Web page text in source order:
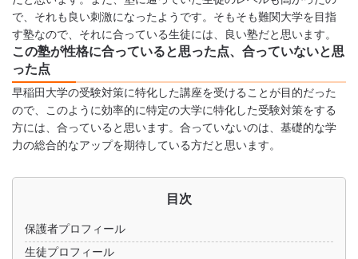
で、それも良い刺激になったようです。そもそも難関大学を目指
す塾なので、それに合っている生徒には、良い塾だと思います。
この塾が性格に合っていると思った点、合っていないと思
った点
早稲田大学の受験対策に特化した講座を受けることが目的だった
ので、このように効率的に特定の大学に特化した受験対策をする
方には、合っていると思います。合っていないのは、基礎的な学
力の総合的なアップを期待している方だと思います。
目次
保護者プロフィール
生徒プロフィール